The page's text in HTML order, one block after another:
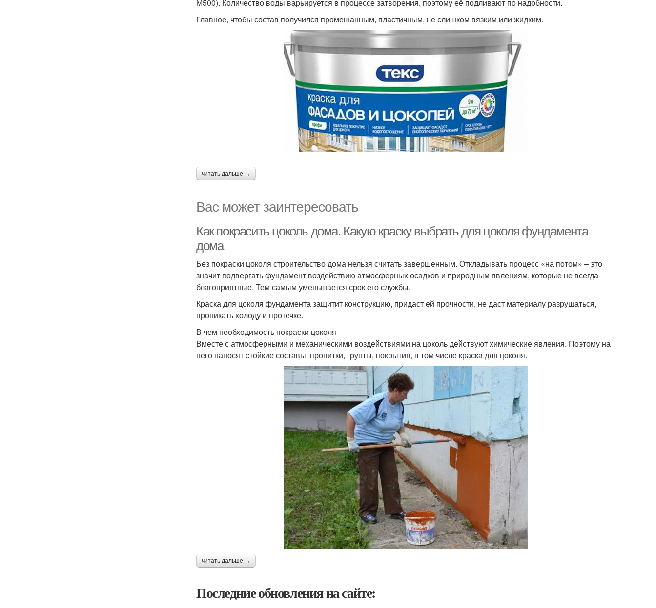
М500). Количество воды варьируется в процессе затворения, поэтому её подливают по надобности.
Главное, чтобы состав получился промешанным, пластичным, не слишком вязким или жидким.
читать дальше →
Вас может заинтересовать
Как покрасить цоколь дома. Какую краску выбрать для цоколя фундамента
дома
Без покраски цоколя строительство дома нельзя считать завершенным. Откладывать процесс «на потом» – это
значит подвергать фундамент воздействию атмосферных осадков и природным явлениям, которые не всегда
благоприятные. Тем самым уменьшается срок его службы.
Краска для цоколя фундамента защитит конструкцию, придаст ей прочности, не даст материалу разрушаться,
проникать холоду и протечке.
В чем необходимость покраски цоколя
Вместе с атмосферными и механическими воздействиями на цоколь действуют химические явления. Поэтому на
него наносят стойкие составы: пропитки, грунты, покрытия, в том числе краска для цоколя.
читать дальше →
Последние обновления на сайте: